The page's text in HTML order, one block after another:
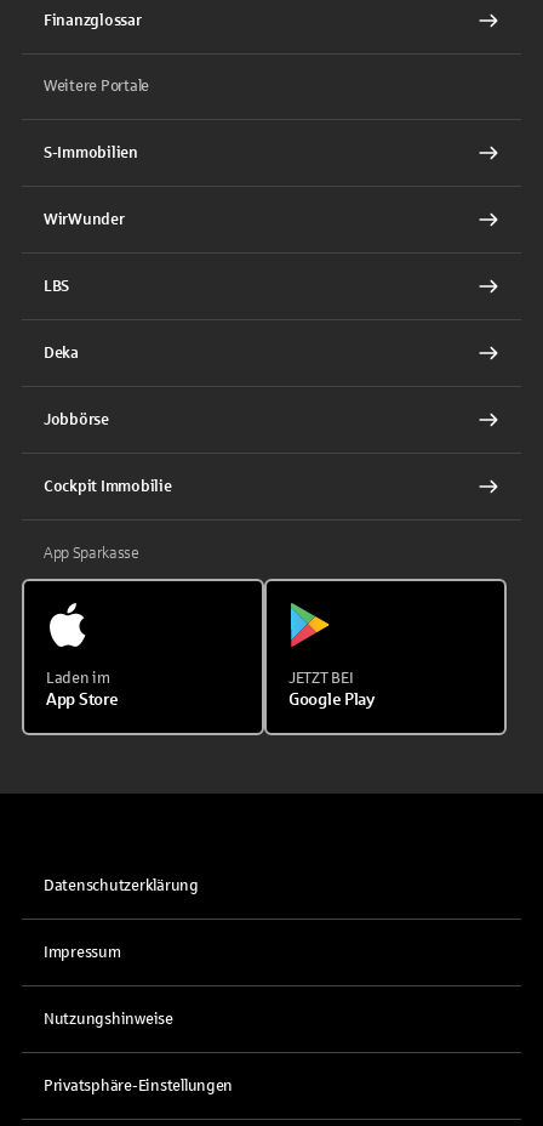
Finanzglossar
Weitere Portale
S-Immobilien
WirWunder
LBS
Deka
Jobbörse
Cockpit Immobilie
App Sparkasse
Laden im
App Store
JETZT BEI
Google Play
Datenschutzerklärung
Impressum
Nutzungshinweise
Privatsphäre-Einstellungen